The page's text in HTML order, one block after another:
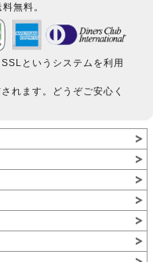
無料。
というシステムを利用
れます。どうぞご安心く